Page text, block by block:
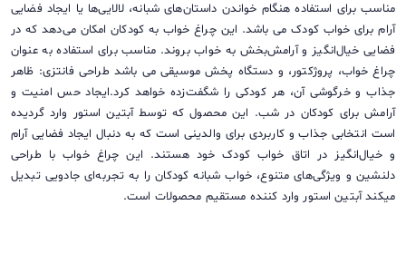
مناسب برای استفاده هنگام خواندن داستان‌های شبانه، لالایی‌ها یا ایجاد فضایی
آرام برای خواب کودک می باشد. این چراغ خواب به کودکان امکان می‌دهد که در
فضایی خیال‌انگیز و آرامش‌بخش به خواب بروند. مناسب برای استفاده به عنوان
چراغ خواب، پروژکتور، و دستگاه پخش موسیقی می باشد طراحی فانتزی: ظاهر
جذاب و خرگوشی آن، هر کودکی را شگفت‌زده خواهد کرد.ایجاد حس امنیت و
آرامش برای کودکان در شب. این محصول که توسط آبتین استور وارد گردیده
است انتخابی جذاب و کاربردی برای والدینی است که به دنبال ایجاد فضایی آرام
و خیال‌انگیز در اتاق خواب کودک خود هستند. این چراغ خواب با طراحی
دلنشین و ویژگی‌های متنوع، خواب شبانه کودکان را به تجربه‌ای جادویی تبدیل
میکند آبتین استور وارد کننده مستقیم محصولات است.